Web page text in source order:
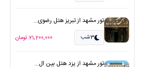
تور مشهد از تبریز هتل رضوی...
3شب 21,200,000 تومان
تور مشهد از یزد هتل بین ال...